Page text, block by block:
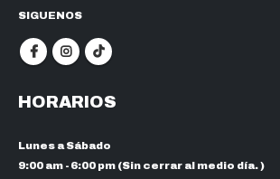
SIGUENOS
HORARIOS
Lunes a Sábado
9:00 am - 6:00 pm (Sin cerrar al medio día. )